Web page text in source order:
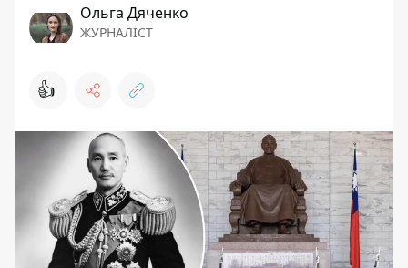
Ольга Дяченко
ЖУРНАЛІСТ
👍